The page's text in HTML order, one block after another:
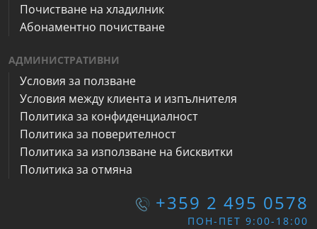
Почистване на хладилник
Абонаментно почистване
АДМИНИСТРАТИВНИ
Условия за ползване
Условия между клиента и изпълнителя
Политика за конфиденциалност
Политика за поверителност
Политика за използване на бисквитки
Политика за отмяна
+359 2 495 0578
ПОН-ПЕТ 9:00-18:00